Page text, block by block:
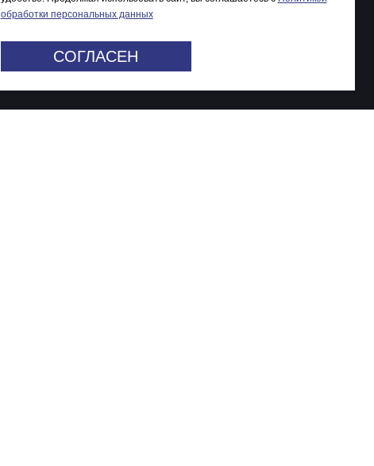
обработки персональных данных
СОГЛАСЕН